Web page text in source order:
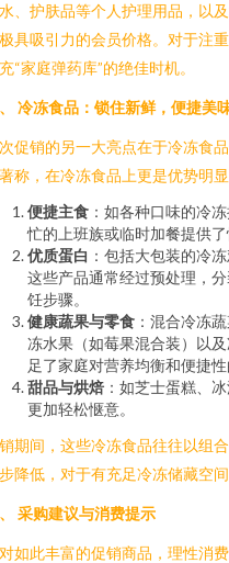
、护肤品等个人护理用品，以
具吸引力的会员价格。对于注
“家庭弹药库”的绝佳时机。
冷冻食品：锁住新鲜，便捷美
促销的另一大亮点在于冷冻食
称，在冷冻食品上更是优势明
便捷主食 ：如各种口味的冷
忙的上班族或临时加餐提供了
优质蛋白 ：包括大包装的冷
这些产品通常经过预处理，
饪步骤。
健康蔬果与零食 ：混合冷冻
冻水果（如莓果混合装）以
足了家庭对营养均衡和便捷性
甜品与烘焙 ：如芝士蛋糕、
更加轻松惬意。
期间，这些冷冻食品往往以组
降低，对于有充足冷冻储藏空
采购建议与消费提示
如此丰富的促销商品，理性消费